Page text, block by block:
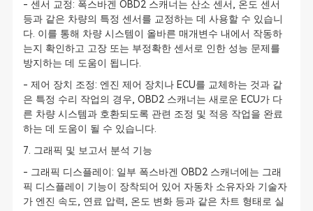
- 센서 교정: 폭스바겐 OBD2 스캐너는 산소 센서, 온도 센서
등과 같은 차량의 특정 센서를 교정하는 데 사용할 수 있습니
다. 이를 통해 차량 시스템이 올바른 매개변수 내에서 작동하
는지 확인하고 고장 또는 부정확한 센서로 인한 성능 문제를
방지하는 데 도움이 됩니다.
- 제어 장치 조정: 엔진 제어 장치나 ECU를 교체하는 것과 같
은 특정 수리 작업의 경우, OBD2 스캐너는 새로운 ECU가 다
른 차량 시스템과 호환되도록 관련 조정 및 적응 작업을 완료
하는 데 도움이 될 수 있습니다.
7. 그래픽 및 보고서 분석 기능
- 그래픽 디스플레이: 일부 폭스바겐 OBD2 스캐너에는 그래
픽 디스플레이 기능이 장착되어 있어 자동차 소유자와 기술자
가 엔진 속도, 연료 압력, 온도 변화 등과 같은 차트 형태로 실